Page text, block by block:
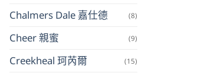
Chalmers Dale 嘉仕德 (8)
Cheer 親蜜 (9)
Creekheal 珂芮爾 (15)